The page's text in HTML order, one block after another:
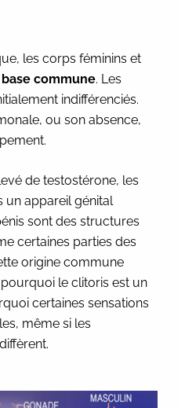
les corps féminins et
base commune. Les
indifférenciés.
ou son absence,
de testostérone, les
appareil génital
sont des structures
certaines parties des
origine commune
le clitoris est un
certaines sensations
même si les